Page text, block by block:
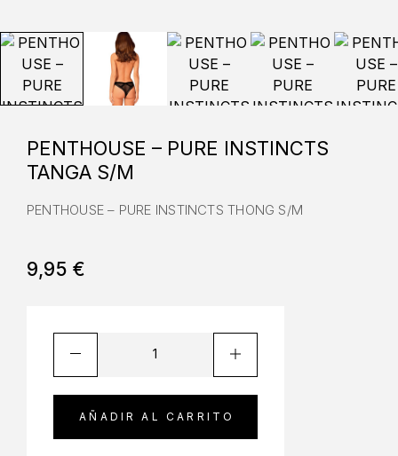
PENTHOUSE – PURE INSTINCTS
TANGA S/M
PENTHOUSE – PURE INSTINCTS THONG S/M
9,95€
AÑADIR AL CARRITO